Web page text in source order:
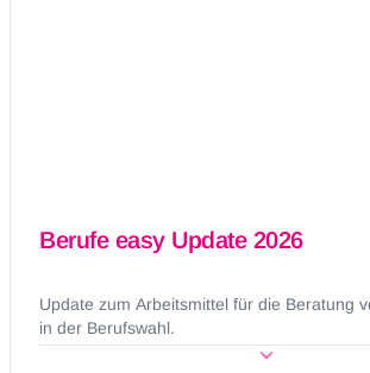
Berufe easy Update 2026
Update zum Arbeitsmittel für die Beratung
in der Berufswahl.